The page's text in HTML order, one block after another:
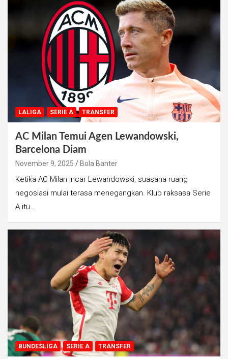
LALIGA SERIE A TRANSFER
AC Milan Temui Agen Lewandowski,
Barcelona Diam
November 9, 2025 Bola Banter
Ketika AC Milan incar Lewandowski, suasana ruang
negosiasi mulai terasa menegangkan. Klub raksasa Serie
A itu…
BUNDESLIGA SERIE A TRANSFER